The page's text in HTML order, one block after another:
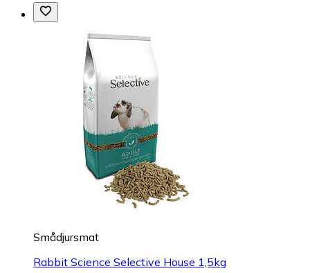
Smådjursmat
Rabbit Science Selective House 1,5kg